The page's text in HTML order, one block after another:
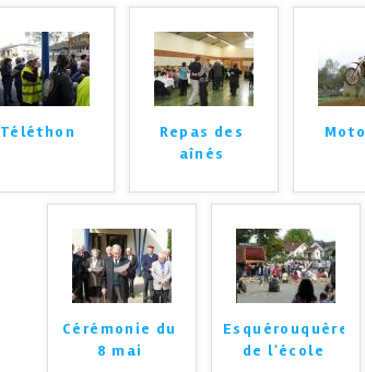
Téléthon
Repas des
aînés
Cérémonie du
8 mai
Esquérouquère
de l'école